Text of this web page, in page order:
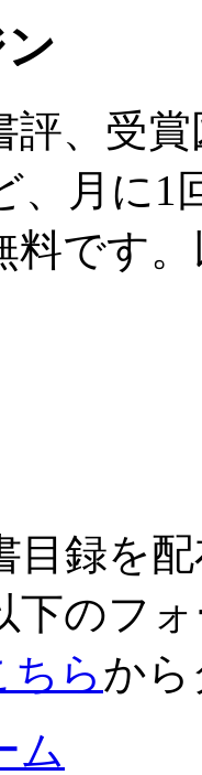
評、受
、月に1
料です
目録を
下のフ
ちらか
ム